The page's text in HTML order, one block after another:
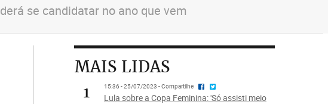
se candidatar no ano que vem
MAIS LIDAS
1
15:36 - 25/07/2023 - Compartilhe
Lula sobre a Copa Feminina: 'Só assisti meio